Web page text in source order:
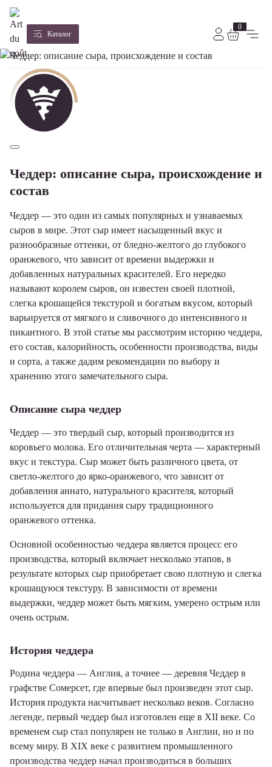
Каталог
0
Чеддер: описание сыра, происхождение и
состав
Чеддер — это один из самых популярных и узнаваемых
сыров в мире. Этот сыр имеет насыщенный вкус и
разнообразные оттенки, от бледно-желтого до глубокого
оранжевого, что зависит от времени выдержки и
добавленных натуральных красителей. Его нередко
называют королем сыров, он известен своей плотной,
слегка крошащейся текстурой и богатым вкусом, который
варьируется от мягкого и сливочного до интенсивного и
пикантного. В этой статье мы рассмотрим историю чеддера,
его состав, калорийность, особенности производства, виды
и сорта, а также дадим рекомендации по выбору и
хранению этого замечательного сыра.
Описание сыра чеддер
Чеддер — это твердый сыр, который производится из
коровьего молока. Его отличительная черта — характерный
вкус и текстура. Сыр может быть различного цвета, от
светло-желтого до ярко-оранжевого, что зависит от
добавления аннато, натурального красителя, который
используется для придания сыру традиционного
оранжевого оттенка.
Основной особенностью чеддера является процесс его
производства, который включает несколько этапов, в
результате которых сыр приобретает свою плотную и слегка
крошащуюся текстуру. В зависимости от времени
выдержки, чеддер может быть мягким, умерено острым или
очень острым.
История чеддера
Родина чеддера — Англия, а точнее — деревня Чеддер в
графстве Сомерсет, где впервые был произведен этот сыр.
История продукта насчитывает несколько веков. Согласно
легенде, первый чеддер был изготовлен еще в XII веке. Со
временем сыр стал популярен не только в Англии, но и по
всему миру. В XIX веке с развитием промышленного
производства чеддер начал производиться в больших